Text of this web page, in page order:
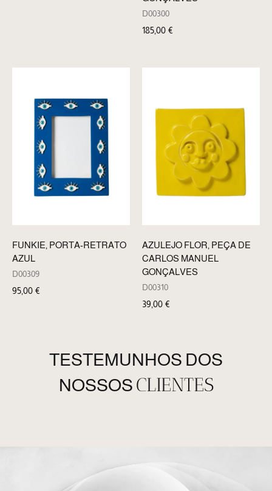
D00300
185,00 €
FUNKIE, PORTA-RETRATO
AZUL
D00309
95,00 €
AZULEJO FLOR, PEÇA DE
CARLOS MANUEL
GONÇALVES
D00310
39,00 €
TESTEMUNHOS DOS
NOSSOS CLIENTES